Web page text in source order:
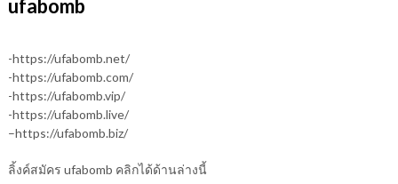
ufabomb
-https://ufabomb.net/
-https://ufabomb.com/
-https://ufabomb.vip/
-https://ufabomb.live/
–https://ufabomb.biz/
ลิ้งค์สมัคร ufabomb คลิกได้ด้านล่างนี้